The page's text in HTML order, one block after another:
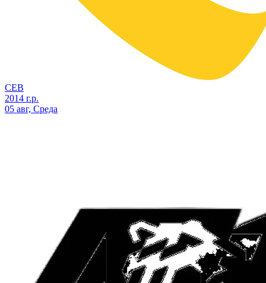
СЕВ
2014 г.р.
05 авг, Среда